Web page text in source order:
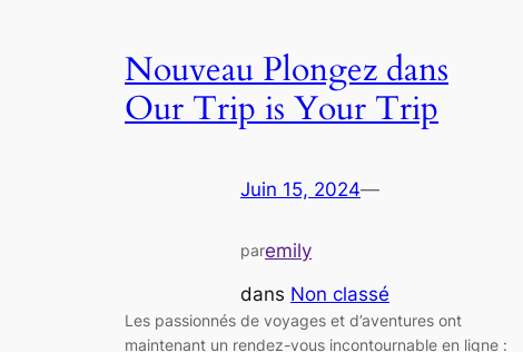
Nouveau Plongez dans
Our Trip is Your Trip
Juin 15, 2024—
paremily
dans Non classé
Les passionnés de voyages et d’aventures ont
maintenant un rendez-vous incontournable en ligne :